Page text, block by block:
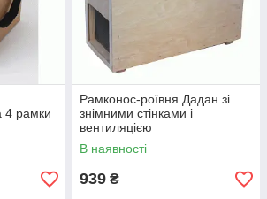
4 рамки
Рамконос-роївня Дадан зі
знімними стінками і
вентиляцією
В наявності
939 ₴